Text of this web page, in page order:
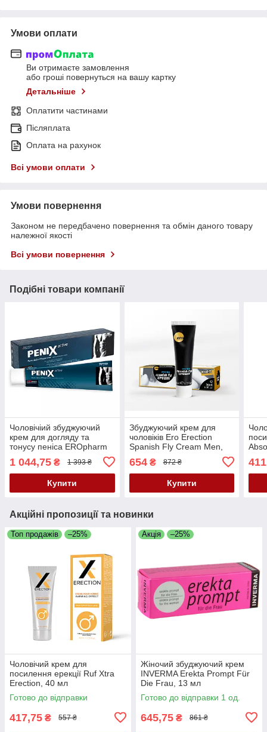
Умови оплати
Ви отримаєте замовлення
або гроші повернуться на вашу картку
Детальніше
Оплатити частинами
Післяплата
Оплата на рахунок
Всі умови оплати
Умови повернення
Законом не передбачено повернення та обмін даного товару
належної якості
Всі умови повернення
Подібні товари компанії
Чоловічіий збуджуючий
крем для догляду та
тонусу пеніса EROpharm
1 044,75 ₴ 1 393 ₴
Купити
Збуджуючий крем для
чоловіків Ero Erection
Spanish Fly Cream Men,
654₴ 872 ₴
Купити
411
Акційні пропозиції та новинки
Топ продажів –25%
Чоловічий крем для
посилення ерекції Ruf Xtra
Erection, 40 мл
Готово до відправки
417,75 ₴ 557 ₴
Акція –25%
Жіночий збуджуючий крем
INVERMA Erekta Prompt Für
Die Frau, 13 мл
Готово до відправки 1 од.
645,75 ₴ 861 ₴